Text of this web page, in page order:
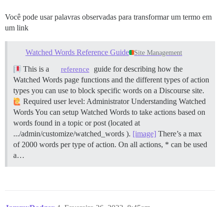
Você pode usar palavras observadas para transformar um termo em
um link
Watched Words Reference Guide Site Management
This is a reference
guide for describing how the
Watched Words page functions and the different types of action
types you can use to block specific words on a Discourse site.
Required user level: AdministratorUnderstanding Watched
Words You can setup Watched Words to take actions based on
words found in a topic or post (located at
.../admin/customize/watched_words ). [image] There’s a max
of 2000 words per type of action. On all actions, * can be used
a…